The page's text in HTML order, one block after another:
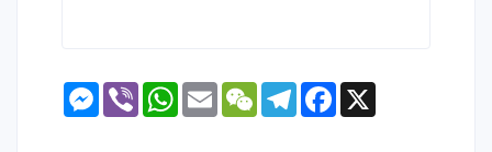
Messenger
Viber WhatsApp
Email WeChatTelegramFacebook